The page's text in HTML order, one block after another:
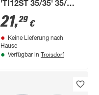
'TI12ST 35/35' 35/35
mm
21,29 €
Keine Lieferung nach
Hause
Verfügbar in Troisdorf